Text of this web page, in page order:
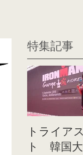
特集記事
トライア
ト 韓国